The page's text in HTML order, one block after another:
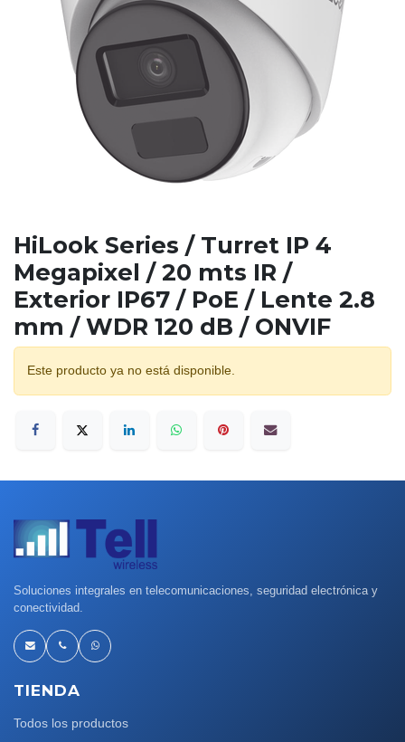
HiLook Series / Turret IP 4
Megapixel / 20 mts IR /
Exterior IP67 / PoE / Lente 2.8
mm / WDR 120 dB / ONVIF
Este producto ya no está disponible.
Soluciones integrales en telecomunicaciones, seguridad electrónica y
conectividad.
TIENDA
Todos los productos